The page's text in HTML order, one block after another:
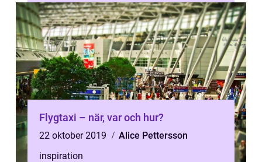
Flygtaxi – när, var och hur?
22 oktober 2019
Alice Pettersson
inspiration